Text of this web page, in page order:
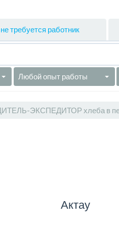
требуется работник
Любой опыт работы
ЭКСПЕДИТОР хлеба в
Актау